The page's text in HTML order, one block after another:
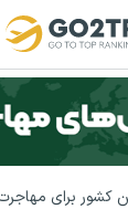
کشور برای